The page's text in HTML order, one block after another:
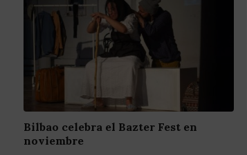
Bilbao celebra el Bazter Fest en
noviembre